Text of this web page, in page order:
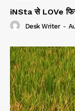
iNSta से LOVe
Desk Writer -